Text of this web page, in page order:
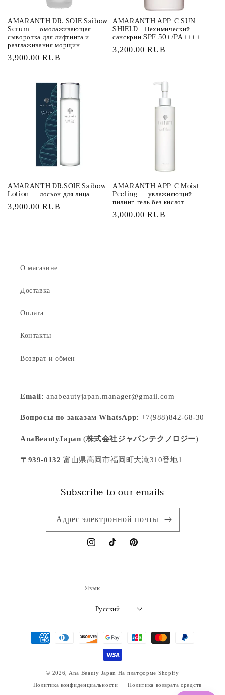
AMARANTH DR. SOIE Saibow
Serum — омолаживающая
сыворотка для лифтинга и
разглаживания морщин
Обычная
3,900.00 RUB
AMARANTH APP-C SUN
SHIELD - Нехимический
санскрин SPF 50+/PA++++
Обычная
3,200.00 RUB
AMARANTH DR.SOIE Saibow
Lotion — лосьон для лица
Обычная
3,900.00 RUB
AMARANTH APP-C Moist
Peeling — увлажняющий
пилинг-гель без кислот
Обычная
3,000.00 RUB
О магазине
Доставка
Оплата
Контакты
Возврат и обмен
Email:anabeautyjapan.manager@gmail.com
Вопросы по заказам WhatsApp:+7(988)842-68-30
AnaBeautyJapan (株式会社ジャパンテクノロジー)
〒939-0132 富山県高岡市福岡町大滝310番地1
Subscribe to our emails
Адрес электронной почты
InstagramTikTok Pinterest
Язык
Русский
Способы
оплаты
© 2026, Ana Beauty Japan На платформе Shopify
Политика конфиденциальности
Политика возврата средств